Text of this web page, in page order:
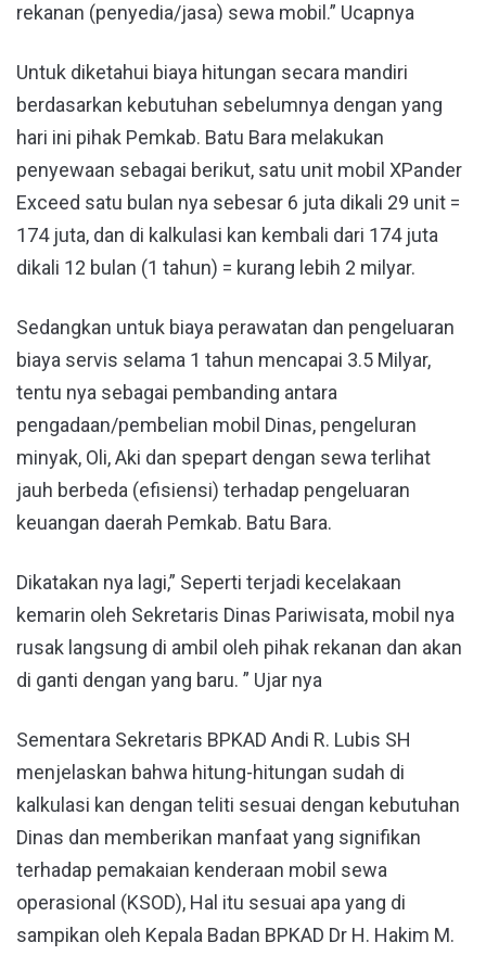
rekanan (penyedia/jasa) sewa mobil.” Ucapnya
Untuk diketahui biaya hitungan secara mandiri
berdasarkan kebutuhan sebelumnya dengan yang
hari ini pihak Pemkab. Batu Bara melakukan
penyewaan sebagai berikut, satu unit mobil XPander
Exceed satu bulan nya sebesar 6 juta dikali 29 unit =
174 juta, dan di kalkulasi kan kembali dari 174 juta
dikali 12 bulan (1 tahun) = kurang lebih 2 milyar.
Sedangkan untuk biaya perawatan dan pengeluaran
biaya servis selama 1 tahun mencapai 3.5 Milyar,
tentu nya sebagai pembanding antara
pengadaan/pembelian mobil Dinas, pengeluran
minyak, Oli, Aki dan spepart dengan sewa terlihat
jauh berbeda (efisiensi) terhadap pengeluaran
keuangan daerah Pemkab. Batu Bara.
Dikatakan nya lagi,” Seperti terjadi kecelakaan
kemarin oleh Sekretaris Dinas Pariwisata, mobil nya
rusak langsung di ambil oleh pihak rekanan dan akan
di ganti dengan yang baru. ” Ujar nya
Sementara Sekretaris BPKAD Andi R. Lubis SH
menjelaskan bahwa hitung-hitungan sudah di
kalkulasi kan dengan teliti sesuai dengan kebutuhan
Dinas dan memberikan manfaat yang signifikan
terhadap pemakaian kenderaan mobil sewa
operasional (KSOD), Hal itu sesuai apa yang di
sampikan oleh Kepala Badan BPKAD Dr H. Hakim M.